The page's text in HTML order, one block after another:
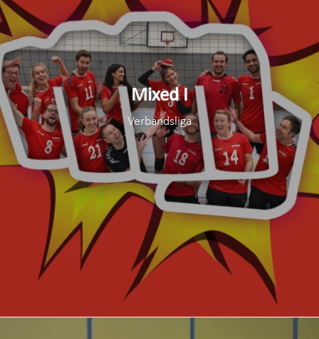
Mixed I
Verbandsliga